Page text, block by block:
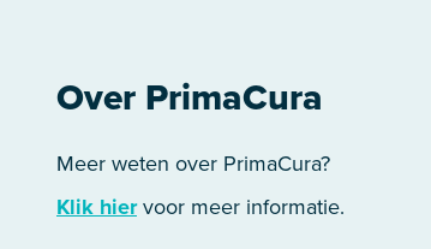
Over PrimaCura
Meer weten over PrimaCura?
Klik hiervoor meer informatie.